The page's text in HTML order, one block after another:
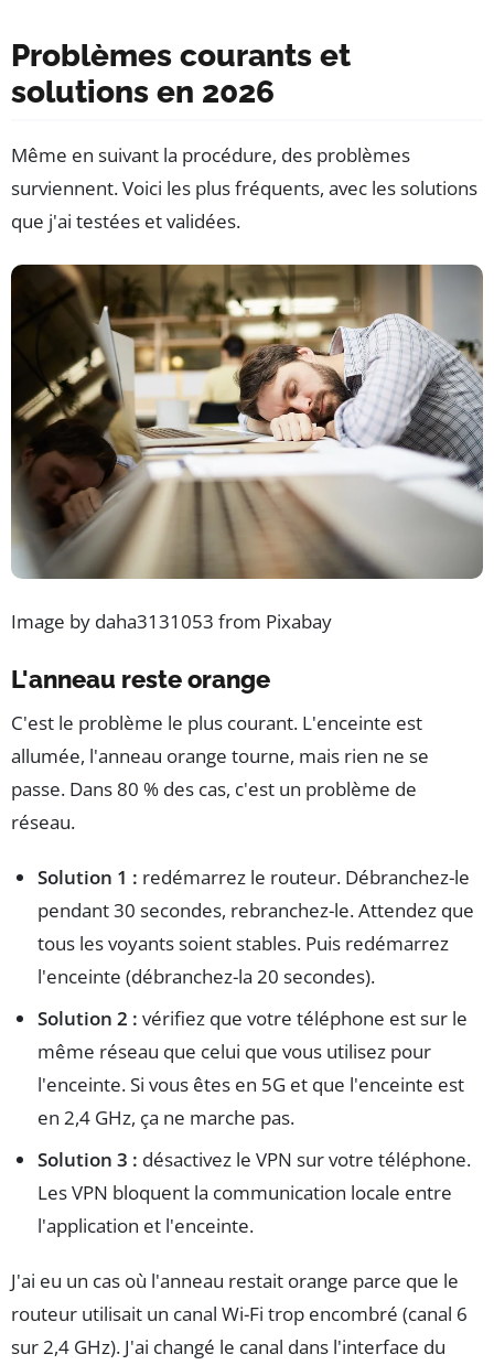
Problèmes courants et
solutions en 2026
Même en suivant la procédure, des problèmes
surviennent. Voici les plus fréquents, avec les solutions
que j'ai testées et validées.
Image by daha3131053 from Pixabay
L'anneau reste orange
C'est le problème le plus courant. L'enceinte est
allumée, l'anneau orange tourne, mais rien ne se
passe. Dans 80 % des cas, c'est un problème de
réseau.
Solution 1 : redémarrez le routeur. Débranchez-le
pendant 30 secondes, rebranchez-le. Attendez que
tous les voyants soient stables. Puis redémarrez
l'enceinte (débranchez-la 20 secondes).
Solution 2 : vérifiez que votre téléphone est sur le
même réseau que celui que vous utilisez pour
l'enceinte. Si vous êtes en 5G et que l'enceinte est
en 2,4 GHz, ça ne marche pas.
Solution 3 : désactivez le VPN sur votre téléphone.
Les VPN bloquent la communication locale entre
l'application et l'enceinte.
J'ai eu un cas où l'anneau restait orange parce que le
routeur utilisait un canal Wi-Fi trop encombré (canal 6
sur 2,4 GHz). J'ai changé le canal dans l'interface du